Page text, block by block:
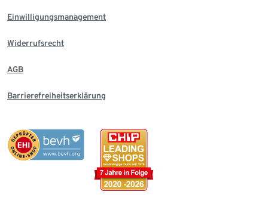
Einwilligungsmanagement
Widerrufsrecht
AGB
Barrierefreiheitserklärung